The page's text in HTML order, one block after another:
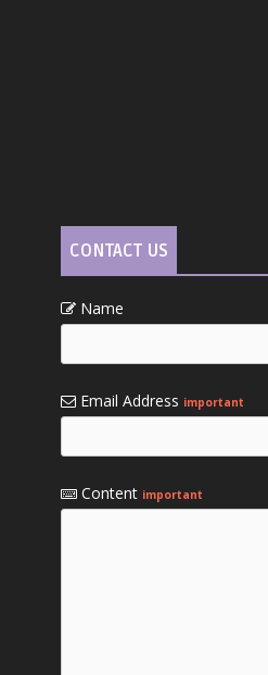
CONTACT US
Name
Email Address important
Content important